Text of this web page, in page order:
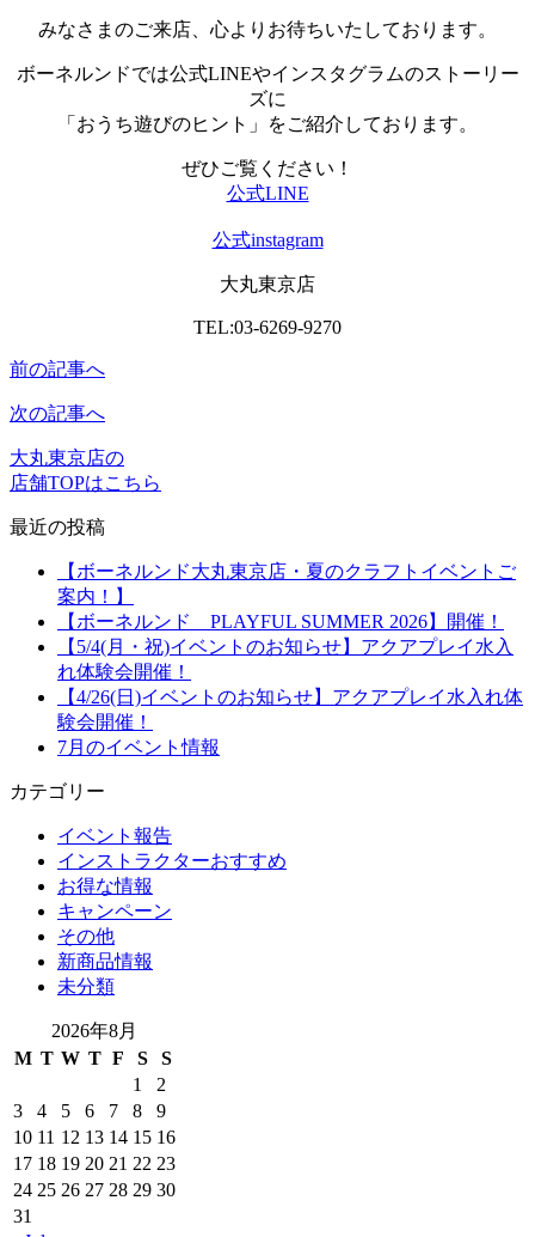
みなさまのご来店、心よりお待ちいたしております。
ボーネルンドでは公式LINEやインスタグラムのストーリー
ズに
「おうち遊びのヒント」をご紹介しております。
ぜひご覧ください！
公式LINE
公式instagram
大丸東京店
TEL:03-6269-9270
前の記事へ
次の記事へ
大丸東京店の
店舗TOPはこちら
最近の投稿
【ボーネルンド大丸東京店・夏のクラフトイベントご
案内！】
【ボーネルンド PLAYFUL SUMMER 2026】開催！
【5/4(月・祝)イベントのお知らせ】アクアプレイ水入
れ体験会開催！
【4/26(日)イベントのお知らせ】アクアプレイ水入れ体
験会開催！
7月のイベント情報
カテゴリー
イベント報告
インストラクターおすすめ
お得な情報
キャンペーン
その他
新商品情報
未分類
2026年8月
M T W T F S
S
1
2
3
4 5 6 7 8
9
10 11 12 13 14 15 16
17 18 19 20 21 22 23
24 25 26 27 28 29 30
31